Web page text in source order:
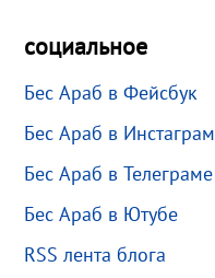
социальное
Бес Араб в Фейсбук
Бес Араб в Инстаграм
Бес Араб в Телеграме
Бес Араб в Ютубе
RSS лента блога